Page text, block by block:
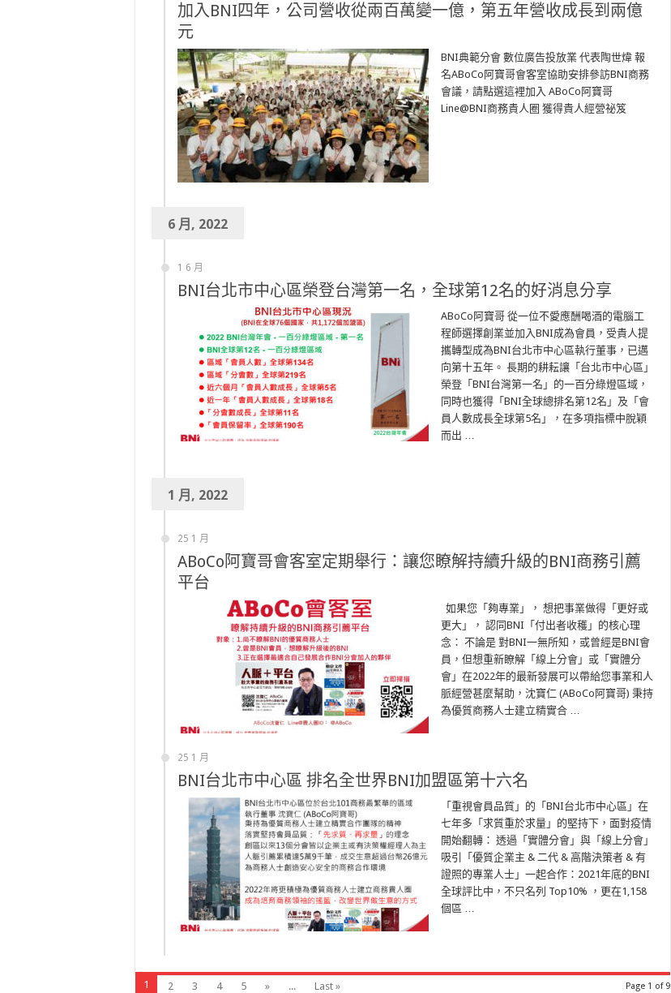
加入BNI四年，公司營收從兩百萬變一億，第五年營收成長到兩億
元
BNI典範分會 數位廣告投放業 代表陶世煒 報
名ABoCo阿寶哥會客室協助安排參訪BNI商務
會議，請點選這裡加入 ABoCo阿寶哥
Line@BNI商務貴人圈 獲得貴人經營祕笈
6 月, 2022
1 6 月
BNI台北市中心區榮登台灣第一名，全球第12名的好消息分享
ABoCo阿寶哥 從一位不愛應酬喝酒的電腦工
程師選擇創業並加入BNI成為會員，受貴人提
攜轉型成為BNI台北市中心區執行董事，已邁
向第十五年。 長期的耕耘讓「台北市中心區」
榮登「BNI台灣第一名」的一百分綠燈區域，
同時也獲得「BNI全球總排名第12名」及「會
員人數成長全球第5名」，在多項指標中脫穎
而出 …
1 月, 2022
25 1 月
ABoCo阿寶哥會客室定期舉行：讓您瞭解持續升級的BNI商務引薦
平台
如果您「夠專業」， 想把事業做得「更好或
更大」， 認同BNI「付出者收穫」的核心理
念： 不論是 對BNI一無所知，或曾經是BNI會
員，但想重新瞭解「線上分會」或「實體分
會」在2022年的最新發展可以帶給您事業和人
脈經營甚麼幫助，沈寶仁 (ABoCo阿寶哥) 秉持
為優質商務人士建立精實合 …
25 1 月
BNI台北市中心區 排名全世界BNI加盟區第十六名
「重視會員品質」的「BNI台北市中心區」在
七年多「求質重於求量」的堅持下，面對疫情
開始翻轉： 透過「實體分會」與「線上分會」
吸引「優質企業主 & 二代 & 高階決策者 & 有
證照的專業人士」一起合作：2021年底的BNI
全球評比中，不只名列 Top10% ，更在1,158
個區 …
Page 1 of 9
1 2 3 4 5 » ... Last »